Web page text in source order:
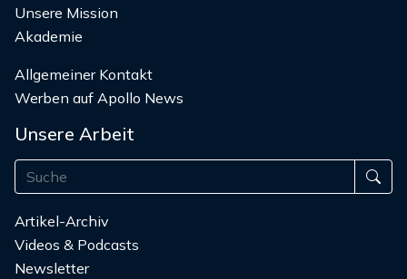
Unsere Mission
Akademie
Allgemeiner Kontakt
Werben auf Apollo News
Unsere Arbeit
Artikel-Archiv
Videos & Podcasts
Newsletter